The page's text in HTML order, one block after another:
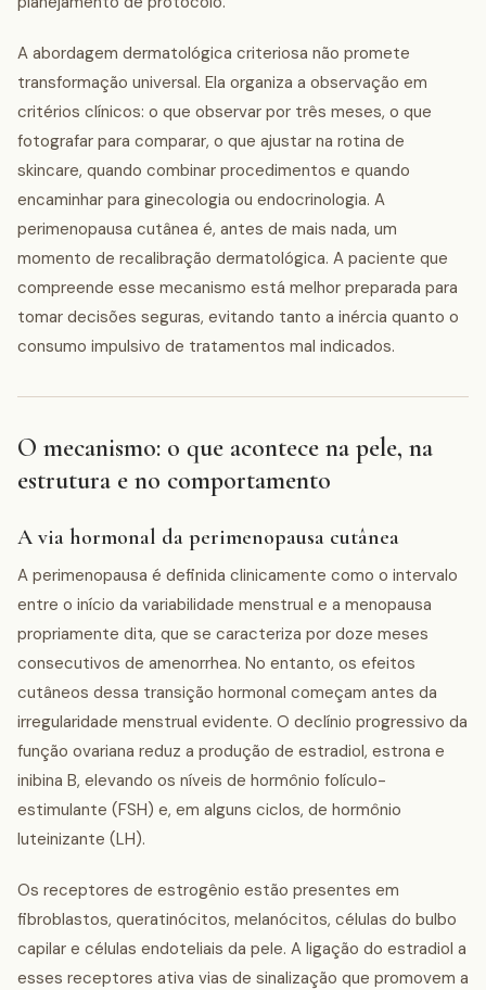
A abordagem dermatológica criteriosa não promete
transformação universal. Ela organiza a observação em
critérios clínicos: o que observar por três meses, o que
fotografar para comparar, o que ajustar na rotina de
skincare, quando combinar procedimentos e quando
encaminhar para ginecologia ou endocrinologia. A
perimenopausa cutânea é, antes de mais nada, um
momento de recalibração dermatológica. A paciente que
compreende esse mecanismo está melhor preparada para
tomar decisões seguras, evitando tanto a inércia quanto o
consumo impulsivo de tratamentos mal indicados.
O mecanismo: o que acontece na pele, na
estrutura e no comportamento
A via hormonal da perimenopausa cutânea
A perimenopausa é definida clinicamente como o intervalo
entre o início da variabilidade menstrual e a menopausa
propriamente dita, que se caracteriza por doze meses
consecutivos de amenorrhea. No entanto, os efeitos
cutâneos dessa transição hormonal começam antes da
irregularidade menstrual evidente. O declínio progressivo da
função ovariana reduz a produção de estradiol, estrona e
inibina B, elevando os níveis de hormônio folículo-
estimulante (FSH) e, em alguns ciclos, de hormônio
luteinizante (LH).
Os receptores de estrogênio estão presentes em
fibroblastos, queratinócitos, melanócitos, células do bulbo
capilar e células endoteliais da pele. A ligação do estradiol a
esses receptores ativa vias de sinalização que promovem a